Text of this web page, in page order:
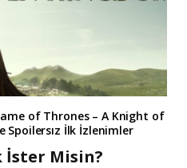
of Thrones – A Knight of
Spoilersız İlk İzlenimler
İster Misin?